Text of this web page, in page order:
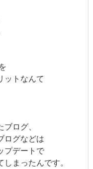
ットなんて
ログ、
ログなどは
プデートで
まったんです。